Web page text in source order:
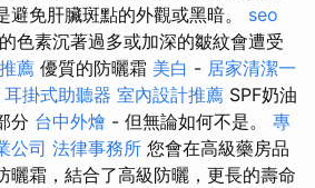
避免肝臟斑點的外觀或黑暗。 seo
色素沉著過多或加深的皺紋會遭受
薦 優質的防曬霜 美白 - 居家清潔一
耳掛式助聽器 室內設計推薦 SPF奶油
分 台中外燴 - 但無論如何不是。 專
公司 法律事務所 您會在高級藥房品
曬霜，結合了高級防曬，更長的壽命